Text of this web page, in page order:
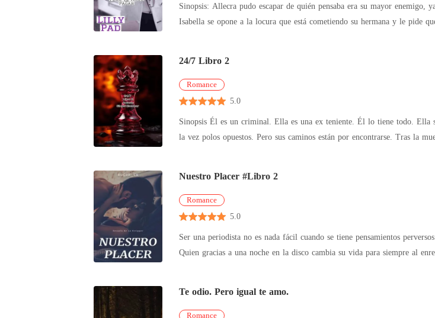
Sinopsis: Allecra pudo escapar de quién pensaba era su mayor enemigo, ya en brazos de Gabriel descubre que las cosas no marchan como ella esperaba.
Isabella se opone a la locura que está cometiendo su hermana y le pide
24/7 Libro 2
Romance
5.0
Sinopsis Él es un criminal. Ella es una ex teniente. Él lo tiene todo. Ella se siente sola. Él mata por ser capo. Ella mata por venganza. Son iguales y a
la vez polos
Nuestro Placer #Libro 2
Romance
5.0
Ser una periodista no es nada fácil cuando se tiene pensamientos
Quien gracias a una noche en la disco cambia su vida para siempre al
Te odio. Pero igual te amo.
Romance